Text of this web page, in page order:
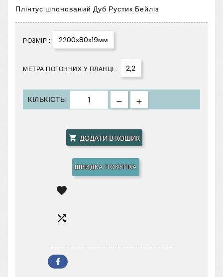
Плінтус шпонований Дуб Рустик Бейліз
РОЗМІР : 2200х80х19мм
МЕТРА ПОГОННИХ У ПЛАНЦІ : 2,2
КІЛЬКІСТЬ:
 ДОДАТИ В КОШИК
ШВИДКА ПОКУПКА

